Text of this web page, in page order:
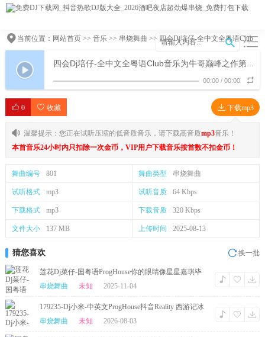
当前位置： 网站首页>> 音乐>> 串烧舞曲 >> 四会Dj培仔-全中文全粤语Club
四会Dj培仔-全中文全粤语Club音乐为牛哥巅峰之作第2张那谁串烧
00:00 /00:00
0 收藏 下载mp3
温馨提示：您正在试听压缩的低音质音乐，请下载高音质mp3音乐！
本首音乐24小时内只扣除一次金币，VIP用户下载音乐按首数不扣金币！
舞曲编号 801 舞曲类型 串烧舞曲
试听格式 mp3 试听音质 64 Kbps
下载格式 mp3 下载音质 320 Kbps
文件大小 137 MB 上传时间 2025-08-13
猜您喜欢 换一批
莲花Dj菜仔-国粤语ProgHouse你的眼睛像星星嘉琪毕
业快乐串烧
串烧舞曲 未知 2025-11-04
179235-Dj小米-中英文ProgHouse抖音Reality 西游记冰
爽旋律串烧
串烧舞曲 未知 2026-08-03